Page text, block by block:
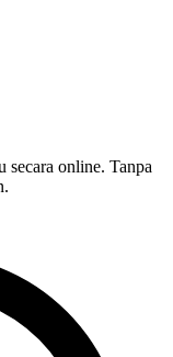
secara online. Tanpa